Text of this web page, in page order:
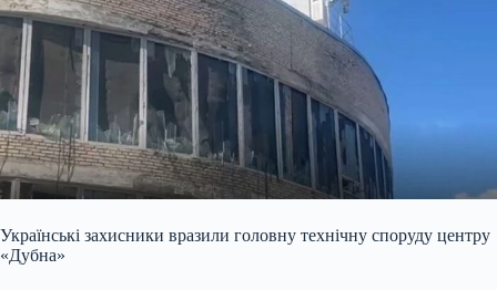
Українські захисники вразили головну технічну споруду центру
«Дубна»